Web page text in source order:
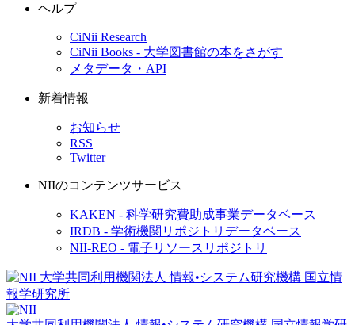
ヘルプ
CiNii Research
CiNii Books - 大学図書館の本をさがす
メタデータ・API
新着情報
お知らせ
RSS
Twitter
NIIのコンテンツサービス
KAKEN - 科学研究費助成事業データベース
IRDB - 学術機関リポジトリデータベース
NII-REO - 電子リソースリポジトリ